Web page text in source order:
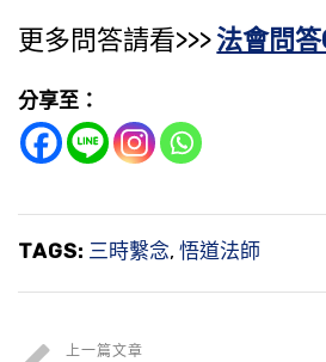
更多問答請看>>>法會問
分享至：
TAGS: 三時繫念, 悟道法師
上一篇文章